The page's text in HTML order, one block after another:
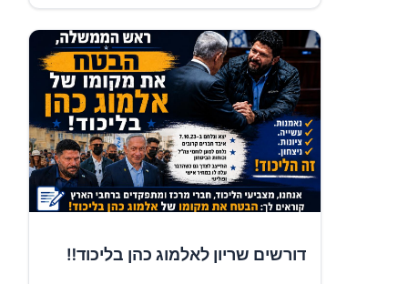
דורשים שריון לאלמוג כהן בליכוד‼️